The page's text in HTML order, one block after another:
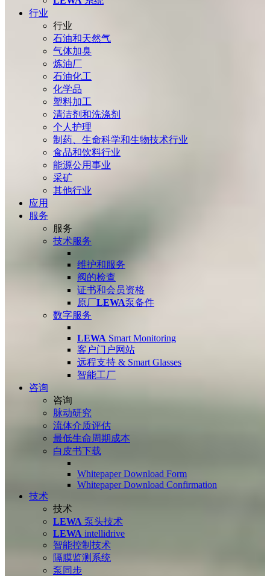
行业
行业
石油和天然气
气体加臭
炼油厂
石油化工
化学品
塑料加工
清洁剂和洗涤剂
个人护理
制药、生命科学和生物技术行业
食品和饮料行业
能源公用事业
采矿
其他行业
应用
服务
服务
技术服务
维护和服务
阀的检查
证书和会员资格
原厂LEWA泵备件
数字服务
LEWA Smart Monitoring
客户门户网站
远程支持 & Smart Glasses
智能工厂
咨询
咨询
脉动研究
流体介质评估
最低生命周期成本
白皮书下载
Whitepaper Download Form
Whitepaper Download Confirmation
技术
技术
LEWA 泵头技术
LEWA intellidrive
智能控制技术
隔膜监测系统
泵同步